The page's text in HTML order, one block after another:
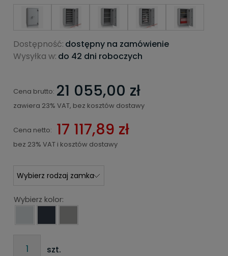
Dostępność: dostępny na zamówienie
Wysyłka w: do 42 dni roboczych
Cena brutto: 21 055,00 zł
zawiera 23% VAT, bez kosztów dostawy
Cena netto: 17 117,89 zł
bez 23% VAT i kosztów dostawy
Wybierz kolor:
szt.